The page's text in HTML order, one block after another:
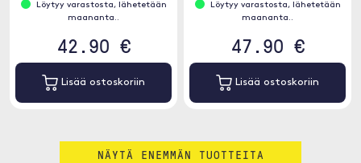
Löytyy varastosta, lähetetään
maananta..
42.90 €
Lisää ostoskoriin
Löytyy varastosta, lähetetään
maananta..
47.90 €
Lisää ostoskoriin
NÄYTÄ ENEMMÄN TUOTTEITA